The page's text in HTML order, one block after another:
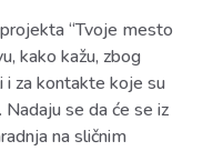
“Tvoje mesto
kako kažu, zbog
i za kontakte koje su
se da će se iz
na sličnim